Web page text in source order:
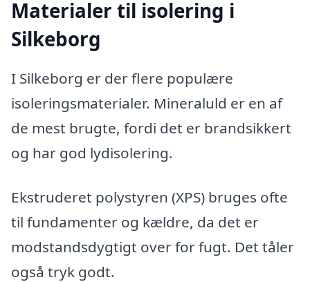
Materialer til isolering i
Silkeborg
I Silkeborg er der flere populære
isoleringsmaterialer. Mineraluld er en af
de mest brugte, fordi det er brandsikkert
og har god lydisolering.
Ekstruderet polystyren (XPS) bruges ofte
til fundamenter og kældre, da det er
modstandsdygtigt over for fugt. Det tåler
også tryk godt.